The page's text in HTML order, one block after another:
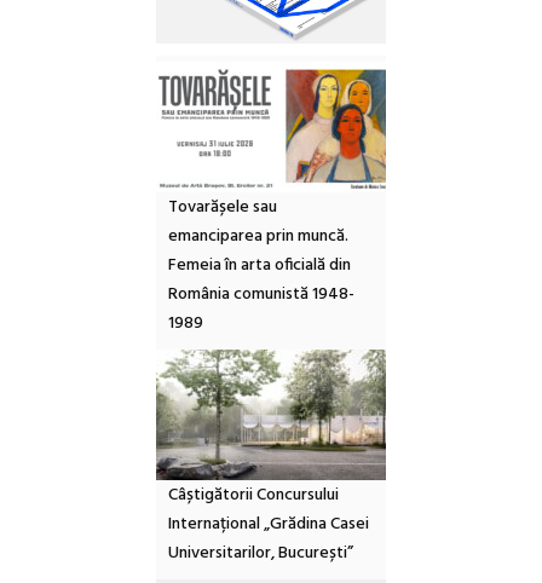
Tovarășele sau
emanciparea prin muncă.
Femeia în arta oficială din
România comunistă 1948-
1989
Câștigătorii Concursului
Internațional „Grădina Casei
Universitarilor, București”